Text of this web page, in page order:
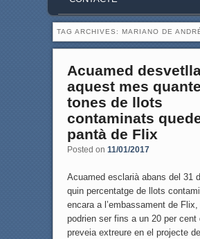
TAG ARCHIVES: MARIANO DE
Acuamed
aquest mes
tones de llots
contaminats
pantà de Flix
Posted on 11/01/2017
Acuamed esclarià abans del 31
quin percentatge de llots
encara a l’embassament de
podrien ser fins a un 20 per cent
preveia extreure en el projecte de